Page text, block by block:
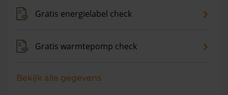
Gratis energielabel check
Gratis warmtepomp check
Bekijk alle gegevens